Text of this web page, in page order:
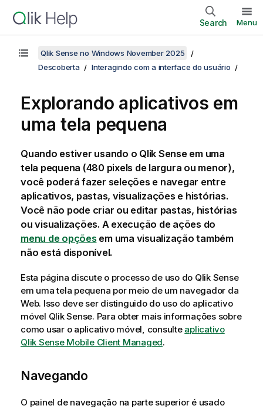
Search Menu
Qlik Sense no Windows November 2025
Descoberta
Interagindo com a interface do usuário
Explorando aplicativos em
uma tela pequena
Quando estiver usando o Qlik Senseem uma
tela pequena (480 pixels de largura ou menor),
você poderá fazer seleções e navegar entre
aplicativos, pastas, visualizações e histórias.
Você não pode criar ou editar pastas, histórias
ou visualizações. A execução de ações do
menu de opções em uma visualização também
não está disponível.
Esta página discute o processo de uso do Qlik Sense
em uma tela pequena por meio de um navegador da
Web. Isso deve ser distinguido do uso do aplicativo
móvel Qlik Sense. Para obter mais informações sobre
como usar o aplicativo móvel, consulte aplicativo
Qlik Sense Mobile Client Managed.
Navegando
O painel de navegação na parte superior é usado